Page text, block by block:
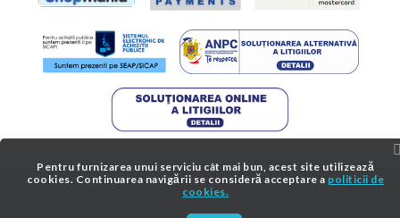
Pentru furnizarea unui serviciu cât mai bun, acest site utilizează
cookies. Continuarea navigării se consideră acceptare a politicii de
cookies.